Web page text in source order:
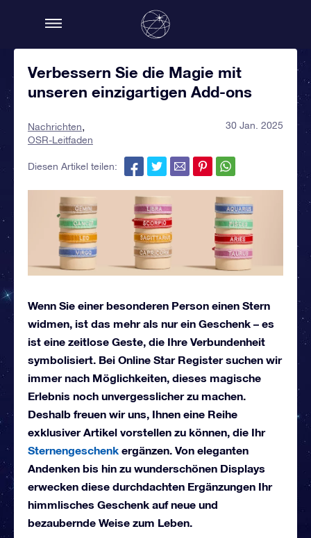
Verbessern Sie die Magie mit
unseren einzigartigen Add-ons
Nachrichten
OSR-Leitfaden
30 Jan. 2025
Diesen Artikel teilen:
Wenn Sie einer besonderen Person einen Stern
widmen, ist das mehr als nur ein Geschenk – es
ist eine zeitlose Geste, die Ihre Verbundenheit
symbolisiert. Bei Online Star Register suchen wir
immer nach Möglichkeiten, dieses magische
Erlebnis noch unvergesslicher zu machen.
Deshalb freuen wir uns, Ihnen eine Reihe
exklusiver Artikel vorstellen zu können, die Ihr
Sternengeschenk ergänzen. Von eleganten
Andenken bis hin zu wunderschönen Displays
erwecken diese durchdachten Ergänzungen Ihr
himmlisches Geschenk auf neue und
bezaubernde Weise zum Leben.